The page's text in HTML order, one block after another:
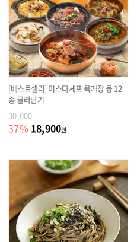
[베스트셀러] 미스타셰프 육개장 등 12
종 골라담기
30,000
37% 18,900원